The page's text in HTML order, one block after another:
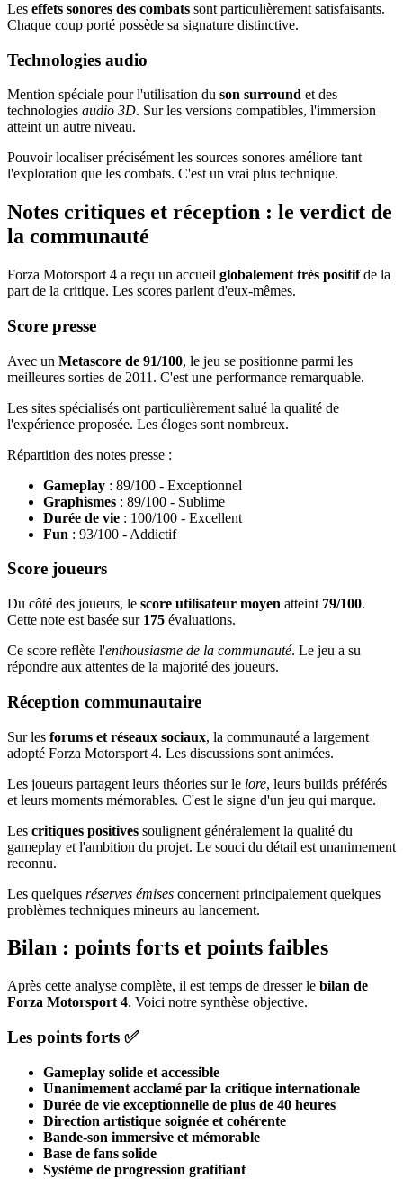
Les effets sonores des combats sont particulièrement satisfaisants.
Chaque coup porté possède sa signature distinctive.
Technologies audio
Mention spéciale pour l'utilisation du son surround et des
technologies audio 3D. Sur les versions compatibles, l'immersion
atteint un autre niveau.
Pouvoir localiser précisément les sources sonores améliore tant
l'exploration que les combats. C'est un vrai plus technique.
Notes critiques et réception : le verdict de
la communauté
Forza Motorsport 4 a reçu un accueil globalement très positifde la
part de la critique. Les scores parlent d'eux-mêmes.
Score presse
Avec un Metascore de 91/100, le jeu se positionne parmi les
meilleures sorties de 2011. C'est une performance remarquable.
Les sites spécialisés ont particulièrement salué la qualité de
l'expérience proposée. Les éloges sont nombreux.
Répartition des notes presse :
Gameplay : 89/100 - Exceptionnel
Graphismes : 89/100 - Sublime
Durée de vie : 100/100 - Excellent
Fun : 93/100 - Addictif
Score joueurs
Du côté des joueurs, le score utilisateur moyen atteint 79/100.
Cette note est basée sur 175 évaluations.
Ce score reflète l'enthousiasme de la communauté. Le jeu a su
répondre aux attentes de la majorité des joueurs.
Réception communautaire
Sur les forums et réseaux sociaux, la communauté a largement
adopté Forza Motorsport 4. Les discussions sont animées.
Les joueurs partagent leurs théories sur le lore, leurs builds préférés
et leurs moments mémorables. C'est le signe d'un jeu qui marque.
Les critiques positives soulignent généralement la qualité du
gameplay et l'ambition du projet. Le souci du détail est unanimement
reconnu.
Les quelques réserves émises concernent principalement quelques
problèmes techniques mineurs au lancement.
Bilan : points forts et points faibles
Après cette analyse complète, il est temps de dresser le bilan de
Forza Motorsport 4. Voici notre synthèse objective.
Les points forts ✅
Gameplay solide et accessible
Unanimement acclamé par la critique internationale
Durée de vie exceptionnelle de plus de 40 heures
Direction artistique soignée et cohérente
Bande-son immersive et mémorable
Base de fans solide
Système de progression gratifiant